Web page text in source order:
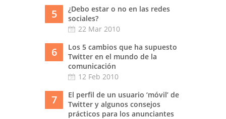
5
¿Debo estar o no en las redes
sociales?
22 Mar 2010
6
Los 5 cambios que ha supuesto
Twitter en el mundo de la
comunicación
12 Feb 2010
7
El perfil de un usuario ‘móvil’ de
Twitter y algunos consejos
prácticos para los anunciantes